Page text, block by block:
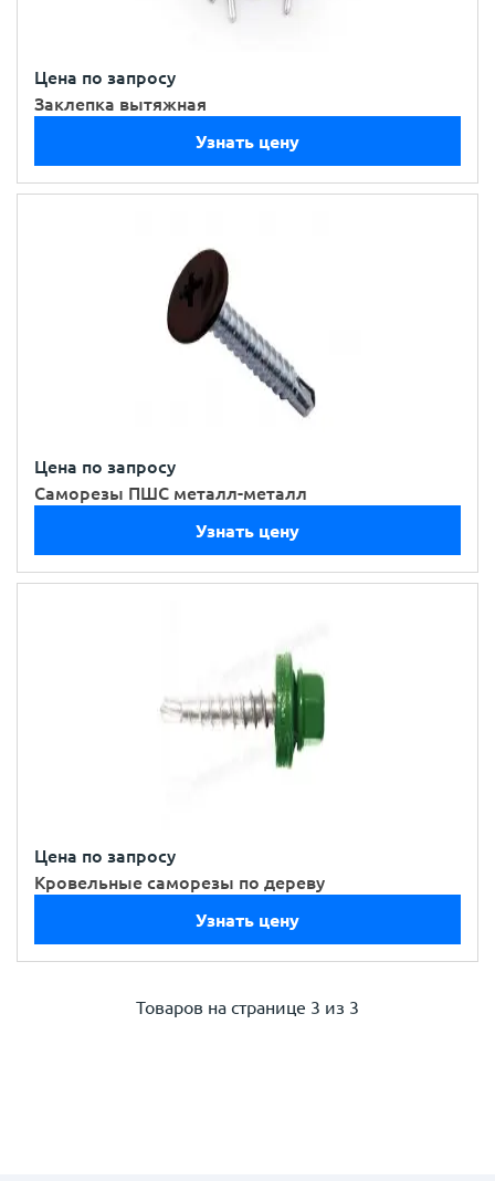
Цена по запросу
Заклепка вытяжная
Узнать цену
Цена по запросу
Саморезы ПШС металл-металл
Узнать цену
Цена по запросу
Кровельные саморезы по дереву
Узнать цену
Товаров на странице 3 из 3